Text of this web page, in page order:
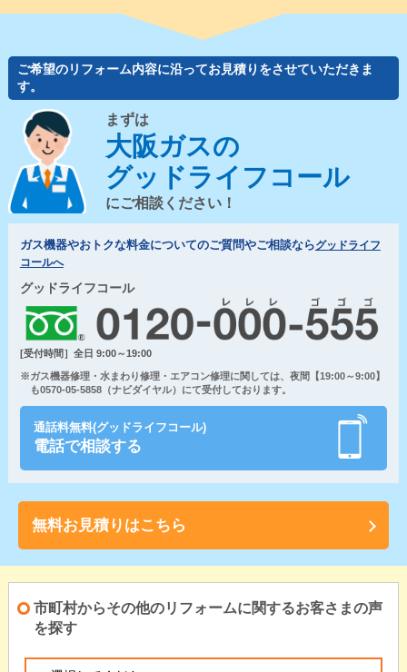
ご希望のリフォーム内容に沿ってお見積りをさせていただきま
す。
まずは
大阪ガスの
グッドライフコール
にご相談ください！
ガス機器やおトクな料金についてのご質問やご相談ならグッドライフ
コールへ
グッドライフコール
[受付時間］全日 9:00～19:00
※ガス機器修理・水まわり修理・エアコン修理に関しては、夜間【19:00～9:00】
も0570-05-5858（ナビダイヤル）にて受付しております。
通話料無料(グッドライフコール)
電話で相談する
無料お見積りはこちら
市町村からその他のリフォームに関するお客さまの声
を探す